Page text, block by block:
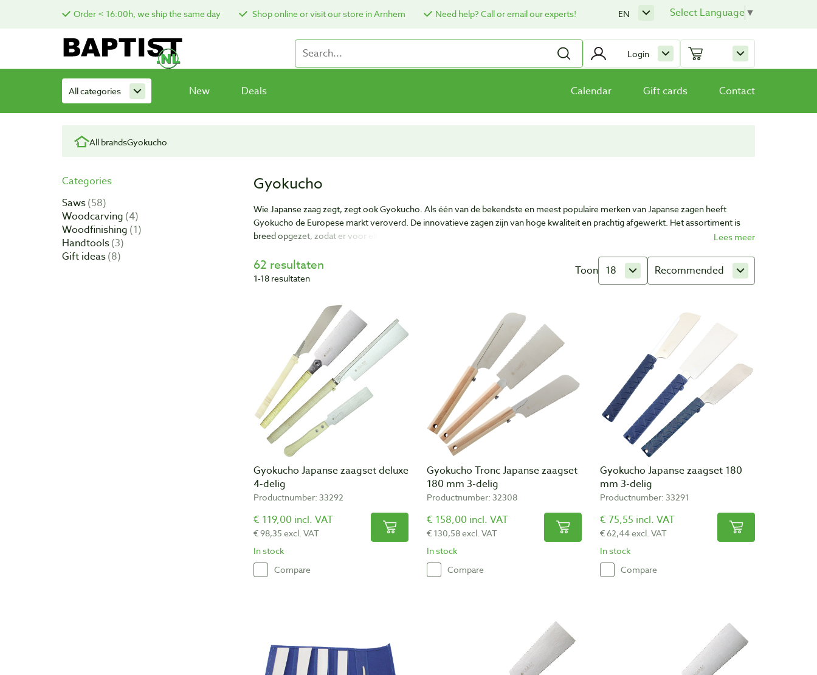
Order < 16:00h, we ship the same day Shop online or visit our store in Arnhem Need help? Call or email our experts! Select Language▼
EN
Login
All categories New Deals Calendar Gift cards Contact
All brandsGyokucho
Categories
Saws 58
Woodcarving 4
Woodfinishing 1
Handtools 3
Gift ideas 8
Gyokucho
Wie Japanse zaag zegt, zegt ook Gyokucho. Als één van de bekendste en meest populaire merken van Japanse zagen heeft
Gyokucho de Europese markt veroverd. De innovatieve zagen zijn van hoge kwaliteit en prachtig afgewerkt. Het assortiment is
breed opgezet, zodat er voor elke toepassing een bijpassende zaag beschikbaar is.
62 resultaten
1-18 resultaten
Toon 18 Recommended
Gyokucho Japanse zaagset deluxe
4-delig
Productnumber: 33292
€ 119,00 incl. VAT
€ 98,35 excl. VAT
In stock
Compare
Gyokucho Tronc Japanse zaagset
180 mm 3-delig
Productnumber: 32308
€ 158,00 incl. VAT
€ 130,58 excl. VAT
In stock
Compare
Gyokucho Japanse zaagset 180
mm 3-delig
Productnumber: 33291
€ 75,55 incl. VAT
€ 62,44 excl. VAT
In stock
Compare